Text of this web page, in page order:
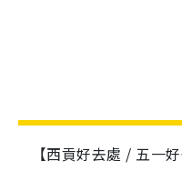
【西貢好去處 / 五一